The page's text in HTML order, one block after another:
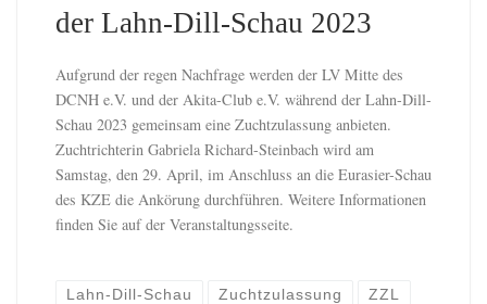
der Lahn-Dill-Schau 2023
Aufgrund der regen Nachfrage werden der LV Mitte des
DCNH e.V. und der Akita-Club e.V. während der Lahn-Dill-
Schau 2023 gemeinsam eine Zuchtzulassung anbieten.
Zuchtrichterin Gabriela Richard-Steinbach wird am
Samstag, den 29. April, im Anschluss an die Eurasier-Schau
des KZE die Ankörung durchführen. Weitere Informationen
finden Sie auf der Veranstaltungsseite.
Lahn-Dill-Schau Zuchtzulassung ZZL